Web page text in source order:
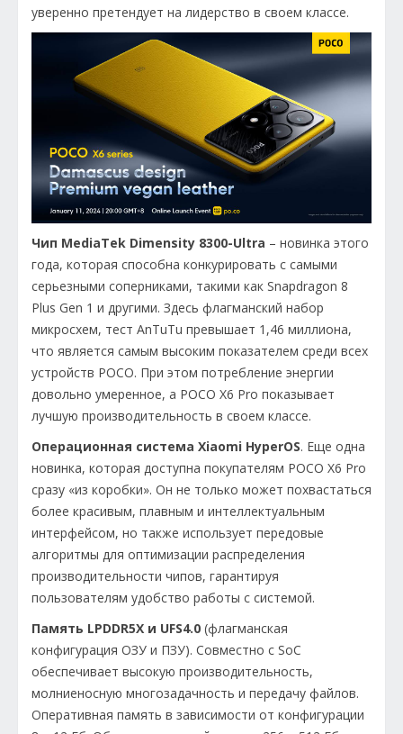
уверенно претендует на лидерство в своем классе.
Чип MediaTek Dimensity 8300-Ultra – новинка этого
года, которая способна конкурировать с самыми
серьезными соперниками, такими как Snapdragon 8
Plus Gen 1 и другими. Здесь флагманский набор
микросхем, тест AnTuTu превышает 1,46 миллиона,
что является самым высоким показателем среди всех
устройств POCO. При этом потребление энергии
довольно умеренное, а POCO X6 Pro показывает
лучшую производительность в своем классе.
Операционная система Xiaomi HyperOS. Еще одна
новинка, которая доступна покупателям POCO X6 Pro
сразу «из коробки». Он не только может похвастаться
более красивым, плавным и интеллектуальным
интерфейсом, но также использует передовые
алгоритмы для оптимизации распределения
производительности чипов, гарантируя
пользователям удобство работы с системой.
Память LPDDR5X и UFS4.0 (флагманская
конфигурация ОЗУ и ПЗУ). Совместно с SoC
обеспечивает высокую производительность,
молниеносную многозадачность и передачу файлов.
Оперативная память в зависимости от конфигурации